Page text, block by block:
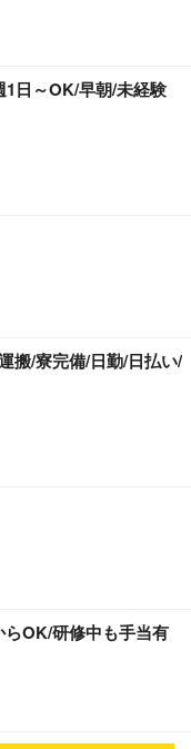
日～OK/早朝/未経験
搬/寮完備/日勤/日払い/
OK/研修中も手当有